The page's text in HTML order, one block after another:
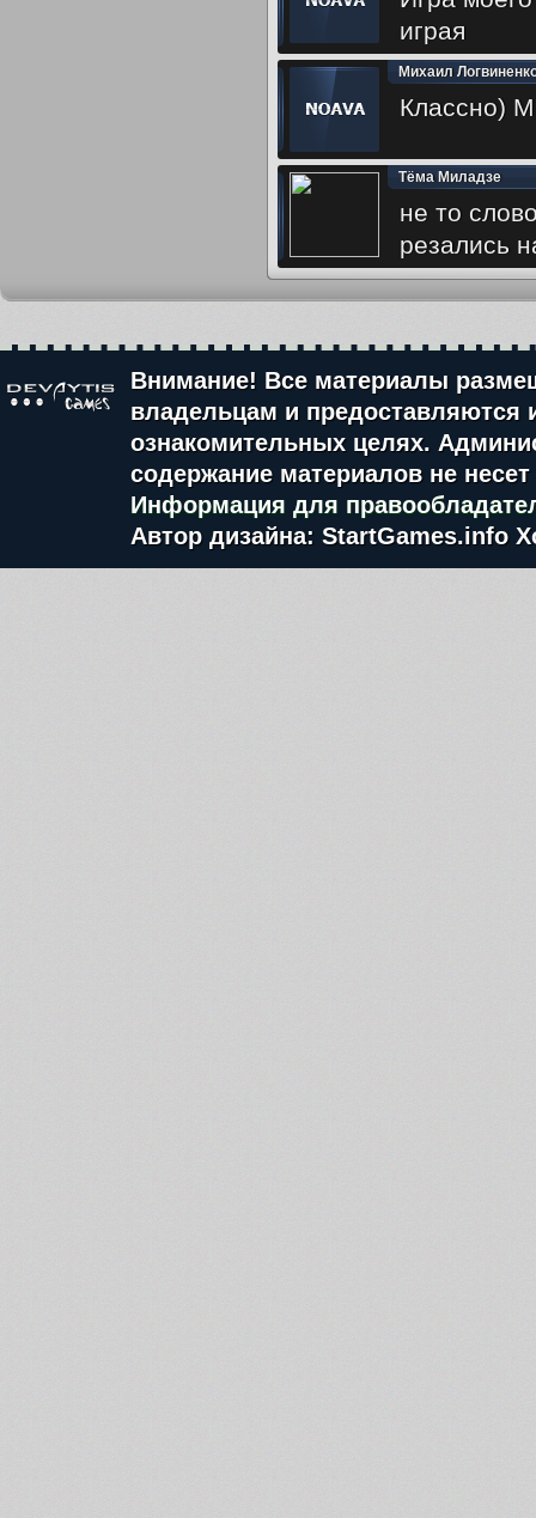
играя
Михаил
Классно)
Тёма Миладзе
не то
резались
Внимание! Все материалы
владельцам и предоставляются
ознакомительных целях.
содержание материалов не
Информация для
Автор дизайна: StartGames.info